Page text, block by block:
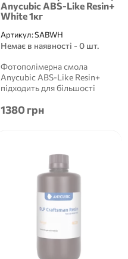
Anycubic ABS-Like Resin+
White 1кг
Артикул:SABWH
Немає в наявності - 0 шт.
Фотополімерна смола
Anycubic ABS-Like Resin+
підходить для більшості
оптимізована...
1380 грн